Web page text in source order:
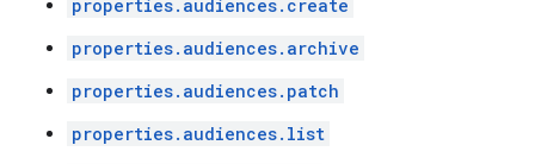
properties.audiences.create
properties.audiences.archive
properties.audiences.patch
properties.audiences.list